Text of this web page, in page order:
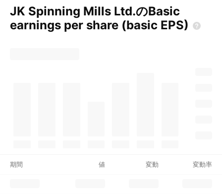
JK Spinning Mills Ltd.のBasic
earnings per share (basic EPS)
期間 値 変動 変動率